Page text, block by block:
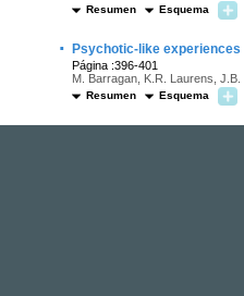
Resumen Esquema
· Psychotic-like
Página :396-401
M. Barragan, K.R. Laurens,
Resumen Esquema